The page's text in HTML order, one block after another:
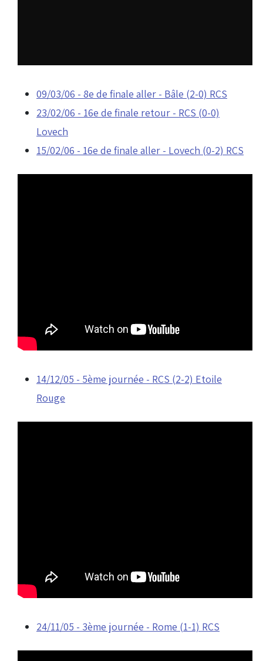
09/03/06 - 8e de finale aller - Bâle (2-0) RCS
23/02/06 - 16e de finale retour - RCS (0-0)
Lovech
15/02/06 - 16e de finale aller - Lovech (0-2) RCS
14/12/05 - 5ème journée - RCS (2-2) Etoile
Rouge
24/11/05 - 3ème journée - Rome (1-1) RCS